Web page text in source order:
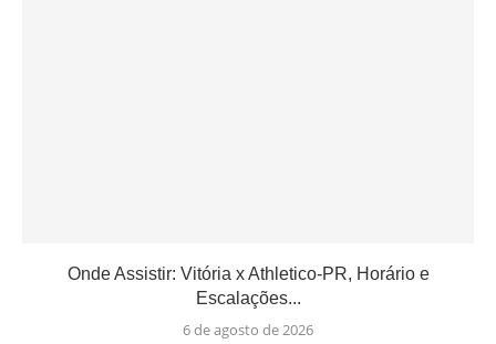
Onde Assistir: Vitória x Athletico-PR, Horário e
Escalações...
6 de agosto de 2026